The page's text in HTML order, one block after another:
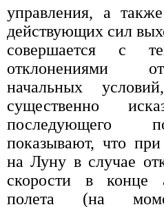
управления, а
действующих сил
совершается с
отклонениями
начальных
существенно
последующего
показывают, что
на Луну в случае
скорости в конце
полета (на